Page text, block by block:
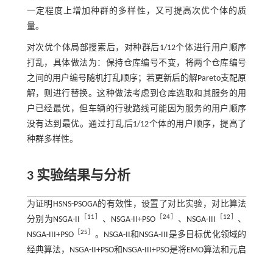
一定程度上增加种群的多样性，又可提高次优个体的质
量。
对次优个体局部搜索后，对种群后1/12个体进行用户顺序
打乱，具体做法为：保持仓库编号不变，将两个仓库编号
之间的用户编号随机打乱顺序；若更新后的解Pareto支配原
解，则进行替换。这种做法考虑到仓库选取和其服务的用
户已经最优，但车辆的行驶路线可能因为服务的用户顺序
没有达到最优。通过打乱后1/12个体的用户顺序，提高了
种群多样性。
3 实验结果与分析
为证明HSNS-PSOGA的有效性，设置了对比实验，对比算法
分别为NSGA-II
11 、NSGA-II+PSO ［24 、NSGA-III 12
、
NSGA-III+PSO［25
。NSGA-II和NSGA-III是多目标优化领域的
经典算法，NSGA-II+PSO和NSGA-III+PSO是将EMO算法和元启